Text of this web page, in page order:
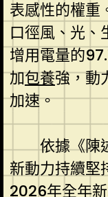
表感性的權重
口徑風、光、
增用電量的
加包養強，動
加速。
依據《陳
新動力持續堅
2026年全年